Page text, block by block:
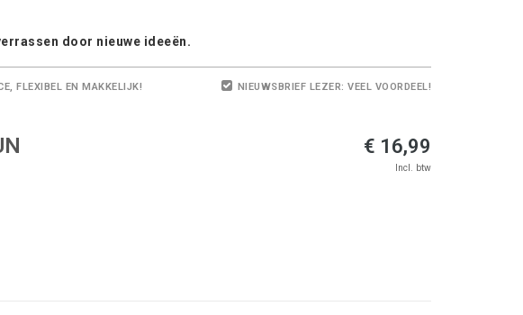
door nieuwe ideeën.
FLEXIBEL EN MAKKELIJK! NIEUWSBRIEF LEZER: VEEL VOORDEEL!
€ 16,99
Incl. btw